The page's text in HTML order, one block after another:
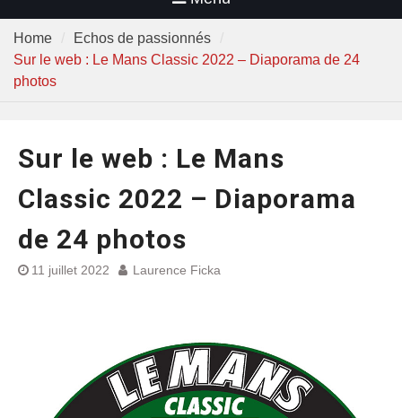
Home
Echos de passionnés
Sur le web : Le Mans Classic 2022 – Diaporama de 24
photos
Sur le web : Le Mans
Classic 2022 – Diaporama
de 24 photos
11 juillet 2022 Laurence Ficka